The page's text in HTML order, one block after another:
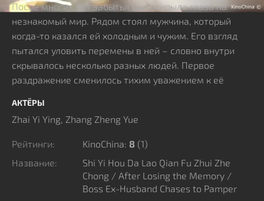
После многих лет забытья она открыла глаза на
незнакомый мир. Рядом стоял мужчина, который
когда-то казался ей холодным и чужим. Его взгляд
пытался уловить перемены в ней – словно внутри
скрывалось несколько разных людей. Первое
раздражение сменилось тихим уважением к её
именно она рисковала собой, чтобы спасти его, едва
не пострадала сама. Это открытие полностью
изменило прежние чувства и позволило
переосмыслить их отношения.
АКТЁРЫ
Zhai Yi Ying, Zhang Zheng Yue
Рейтинги: KinoChina: 8 (1)
Название:
Shi Yi Hou Da Lao Qian Fu Zhui Zhe
Chong / After Losing the Memory /
Boss Ex-Husband Chases to Pamper